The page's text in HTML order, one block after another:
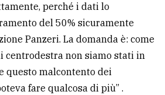
perché i dati lo
del 50% sicuramente
Panzeri. La domanda è: come
centrodestra non siamo stati in
questo malcontento dei
fare qualcosa di più” .